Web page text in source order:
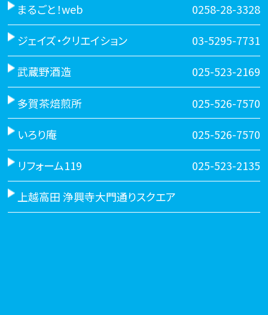
まるごと！web 0258-28-3328
ジェイズ・クリエイション 03-5295-7731
武蔵野酒造 025-523-2169
多賀茶焙煎所 025-526-7570
いろり庵 025-526-7570
リフォーム119 025-523-2135
上越高田 浄興寺大門通りスクエア